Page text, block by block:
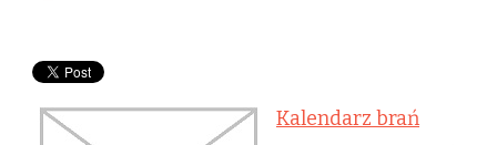
Kalendarz brań